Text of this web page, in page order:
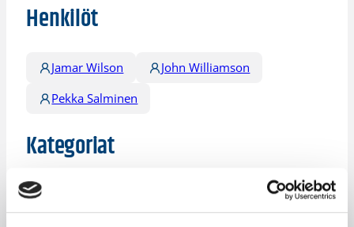
Henkilöt
Jamar Wilson
John Williamson
Pekka Salminen
Kategoriat